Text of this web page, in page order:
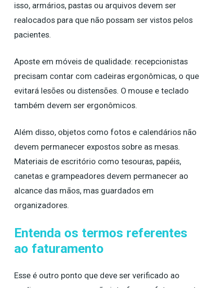
isso, armários, pastas ou arquivos devem ser
realocados para que não possam ser vistos pelos
pacientes.
Aposte em móveis de qualidade: recepcionistas
precisam contar com cadeiras ergonômicas, o que
evitará lesões ou distensões. O mouse e teclado
também devem ser ergonômicos.
Além disso, objetos como fotos e calendários não
devem permanecer expostos sobre as mesas.
Materiais de escritório como tesouras, papéis,
canetas e grampeadores devem permanecer ao
alcance das mãos, mas guardados em
organizadores.
Entenda os termos referentes
ao faturamento
Esse é outro ponto que deve ser verificado ao